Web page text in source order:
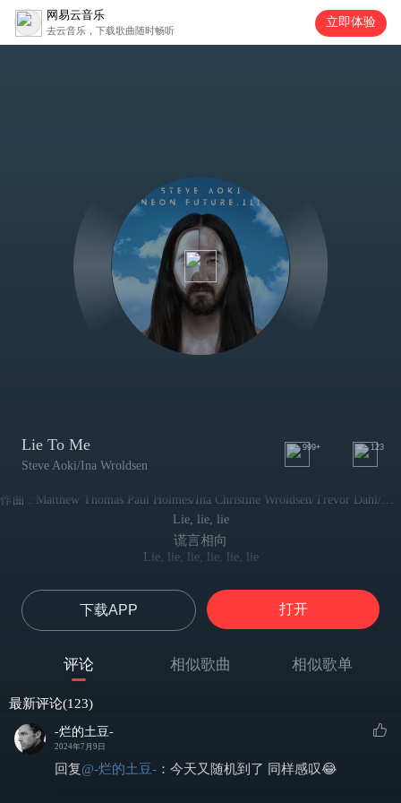
网易云音乐
去云音乐，下载歌曲随时畅听
立即体验
Lie To Me
Steve Aoki/Ina Wroldsen
999+ 123
Lie, lie, lie
谎言相向
Lie, lie, lie, lie, lie, lie
You used to like me touching you
你曾是那样迷恋我触摸你的肌肤
You used to feel the sparks
I used to make you love with madness
You used to keep your hand in the small of my back
你曾用自己的手 轻柔地抚摸我后背上的腰线
下载APP 打开
评论 相似歌曲 相似歌单
最新评论(123)
-烂的土豆-
2024年7月9日
回复@-烂的土豆- ： 今天又随机到了 同样感叹😂